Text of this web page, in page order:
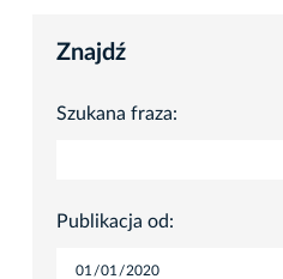
Znajdź
Szukana fraza:
Publikacja od: